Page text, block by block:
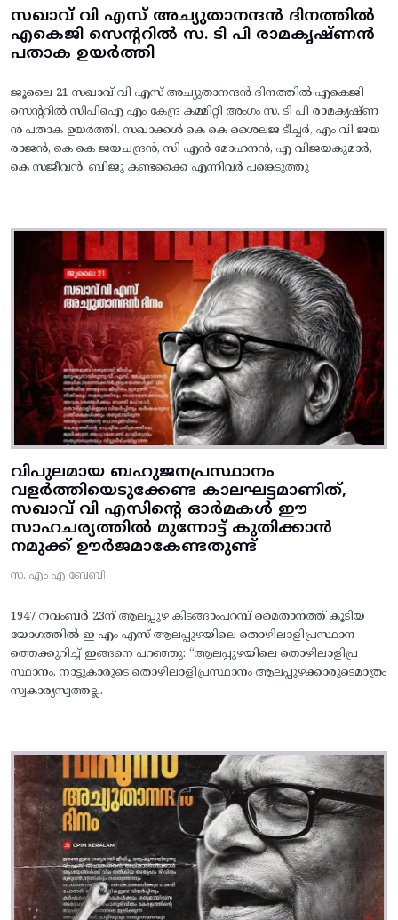
സഖാവ് വി എസ് അച്യുതാനന്ദൻ ദിനത്തിൽ
എകെജി സെന്ററിൽ സ. ടി പി രാമകൃഷ്‌ണൻ
പതാക ഉയർത്തി
ജൂലൈ 21 സഖാവ് വി എസ് അച്യുതാനന്ദൻ ദിനത്തിൽ എകെജി
സെന്ററിൽ സിപിഐ എം കേന്ദ്ര കമ്മിറ്റി അംഗം സ. ടി പി രാമകൃഷ്‌ണ
ൻ പതാക ഉയർത്തി. സഖാക്കൾ കെ കെ ശൈലജ ടീച്ചർ, എം വി ജയ
രാജൻ, കെ കെ ജയചന്ദ്രൻ, സി എൻ മോഹനൻ, എ വിജയകുമാർ,
കെ സജീവൻ, ബിജു കണ്ടക്കൈ എന്നിവർ പങ്കെടുത്തു
വിപുലമായ ബഹുജനപ്രസ്ഥാനം
വളർത്തിയെടുക്കേണ്ട കാലഘട്ടമാണിത്,
സഖാവ് വി എസിന്റെ ഓർമകൾ ഈ
സാഹചര്യത്തിൽ മുന്നോട്ട്‌ കുതിക്കാൻ
നമുക്ക് ഊർജമാകേണ്ടതുണ്ട്
സ. എം എ ബേബി
1947 നവംബർ 23ന് ആലപ്പുഴ കിടങ്ങാംപറമ്പ്‌ മൈതാനത്ത്‌ കൂടിയ
യോഗത്തിൽ ഇ എം എസ് ആലപ്പുഴയിലെ തൊഴിലാളിപ്രസ്ഥാന
ത്തെക്കുറിച്ച് ഇങ്ങനെ പറഞ്ഞു: “ആലപ്പുഴയിലെ തൊഴിലാളിപ്ര
സ്ഥാനം, നാട്ടുകാരുടെ തൊഴിലാളിപ്രസ്ഥാനം ആലപ്പുഴക്കാരുടെമാത്രം
സ്വകാര്യസ്വത്തല്ല.